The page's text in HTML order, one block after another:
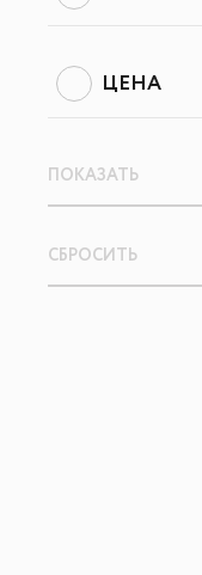
ЦЕНА
ПОКАЗАТЬ
СБРОСИТЬ